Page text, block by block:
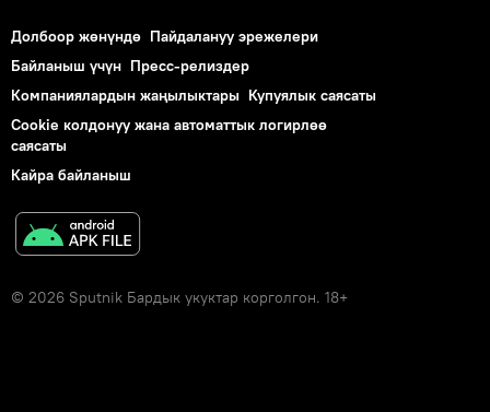
Долбоор жөнүндө Пайдалануу эрежелери
Байланыш үчүн Пресс-релиздер
Компаниялардын жаңылыктары Купуялык саясаты
Cookie колдонуу жана автоматтык логирлөө
саясаты
Кайра байланыш
© 2026 Sputnik Бардык укуктар корголгон. 18+